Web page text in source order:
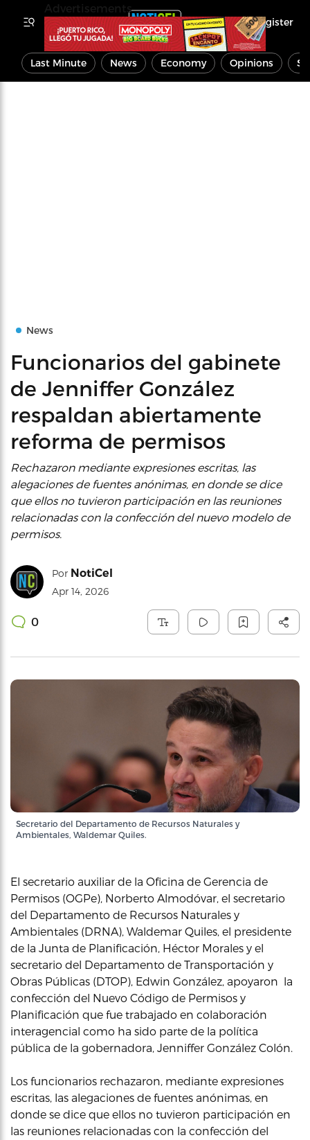
Register
Last Minute News Economy Opinions
News
Funcionarios del gabinete
de Jenniffer González
respaldan abiertamente
reforma de permisos
Rechazaron mediante expresiones escritas, las
alegaciones de fuentes anónimas, en donde se dice
que ellos no tuvieron participación en las reuniones
relacionadas con la confección del nuevo modelo de
permisos.
Por NotiCel
Apr 14, 2026
0
Secretario del Departamento de Recursos Naturales y
Ambientales, Waldemar Quiles.
El secretario auxiliar de la Oficina de Gerencia de
Permisos (OGPe), Norberto Almodóvar, el secretario
del Departamento de Recursos Naturales y
Ambientales (DRNA), Waldemar Quiles, el presidente
de la Junta de Planificación, Héctor Morales y el
secretario del Departamento de Transportación y
Obras Públicas (DTOP), Edwin González, apoyaron la
confección del Nuevo Código de Permisos y
Planificación que fue trabajado en colaboración
interagencial como ha sido parte de la política
pública de la gobernadora, Jenniffer González Colón.
Los funcionarios rechazaron, mediante expresiones
escritas, las alegaciones de fuentes anónimas, en
donde se dice que ellos no tuvieron participación en
las reuniones relacionadas con la confección del
Advertisements